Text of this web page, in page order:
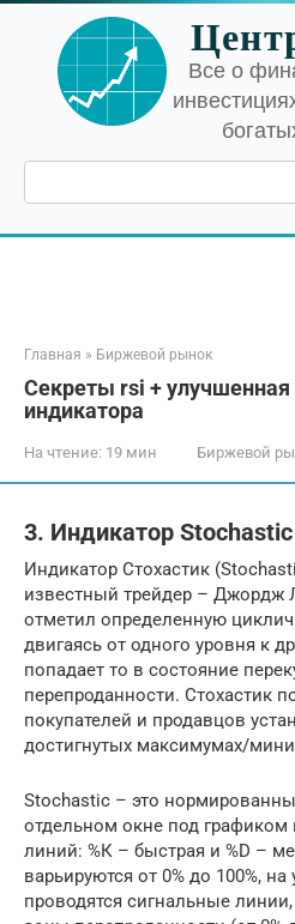
Перейти
контенту
Все о
Поиск:
Главная » Биржевой рынок
Секреты rsi + улучшенная
индикатора
На чтение: 19 мин Биржевой
3. Индикатор Stochastic
Индикатор Стохастик
известный трейдер – Джордж
отметил определенную
двигаясь от одного уровня к
попадает то в состояние
перепроданности. Стохастик
покупателей и продавцов
достигнутых максимумах/
Stochastic – это
отдельном окне под графиком
линий: %К – быстрая и %D –
варьируются от 0% до 100%, на
проводятся сигнальные